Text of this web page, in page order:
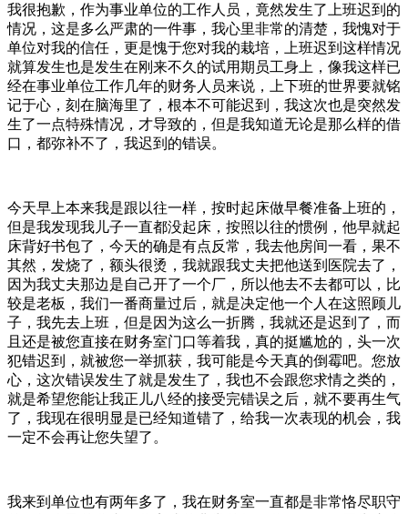
我很抱歉，作为事业单位的工作人员，竟然发生了上班迟到的
情况，这是多么严肃的一件事，我心里非常的清楚，我愧对于
单位对我的信任，更是愧于您对我的栽培，上班迟到这样情况
就算发生也是发生在刚来不久的试用期员工身上，像我这样已
经在事业单位工作几年的财务人员来说，上下班的世界要就铭
记于心，刻在脑海里了，根本不可能迟到，我这次也是突然发
生了一点特殊情况，才导致的，但是我知道无论是那么样的借
口，都弥补不了，我迟到的错误。
今天早上本来我是跟以往一样，按时起床做早餐准备上班的，
但是我发现我儿子一直都没起床，按照以往的惯例，他早就起
床背好书包了，今天的确是有点反常，我去他房间一看，果不
其然，发烧了，额头很烫，我就跟我丈夫把他送到医院去了，
因为我丈夫那边是自己开了一个厂，所以他去不去都可以，比
较是老板，我们一番商量过后，就是决定他一个人在这照顾儿
子，我先去上班，但是因为这么一折腾，我就还是迟到了，而
且还是被您直接在财务室门口等着我，真的挺尴尬的，头一次
犯错迟到，就被您一举抓获，我可能是今天真的倒霉吧。您放
心，这次错误发生了就是发生了，我也不会跟您求情之类的，
就是希望您能让我正儿八经的接受完错误之后，就不要再生气
了，我现在很明显是已经知道错了，给我一次表现的机会，我
一定不会再让您失望了。
我来到单位也有两年多了，我在财务室一直都是非常恪尽职守